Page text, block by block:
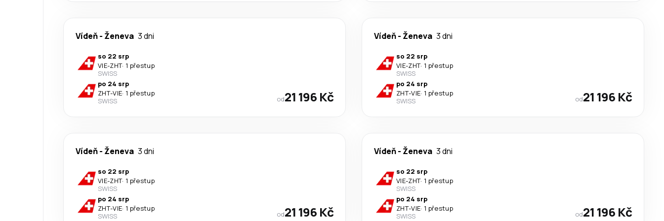
Vídeň- Ženeva 3 dni
so 22 srp
VIE-ZHT· 1 přestup
SWISS
po 24 srp
ZHT-VIE· 1 přestup
SWISS
od21 196 Kč
Vídeň- Ženeva 3 dni
so 22 srp
VIE-ZHT· 1 přestup
SWISS
po 24 srp
ZHT-VIE· 1 přestup
SWISS
od21 196 Kč
Vídeň- Ženeva 3 dni
so 22 srp
VIE-ZHT· 1 přestup
SWISS
po 24 srp
ZHT-VIE· 1 přestup
SWISS
od21 196 Kč
Vídeň- Ženeva 3 dni
so 22 srp
VIE-ZHT· 1 přestup
SWISS
po 24 srp
ZHT-VIE· 1 přestup
SWISS
od21 196 Kč